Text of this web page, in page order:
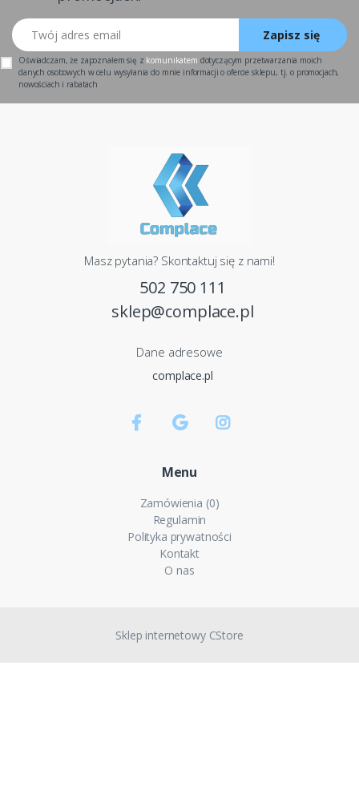
Twój adres email
Zapisz się
Oświadczam, że zapoznałem się z komunikatem dotyczącym przetwarzania moich
danych osobowych w celu wysyłania do mnie informacji o ofercie sklepu, tj. o promocjach,
nowościach i rabatach
Masz pytania? Skontaktuj się z nami!
502 750 111
sklep@complace.pl
Dane adresowe
complace.pl
Menu
Zamówienia (0)
Regulamin
Polityka prywatności
Kontakt
O nas
Sklep internetowy CStore